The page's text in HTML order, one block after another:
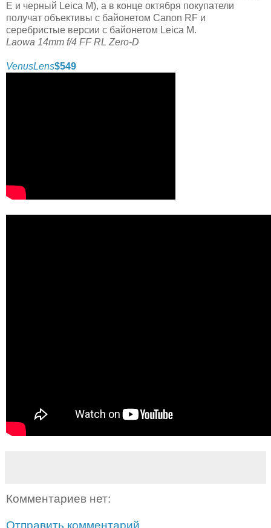
E и черный Leica M), а в конце октября покупатели
получат объективы с байонетом Canon RF и
серебристые версии с байонетом Leica M.
Laowa 14mm f/4 FF RL Zero-D
VenusLens$549
Комментариев нет:
Отправить комментарий